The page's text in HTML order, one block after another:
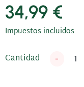
34,99 €
Impuestos incluidos
Cantidad -